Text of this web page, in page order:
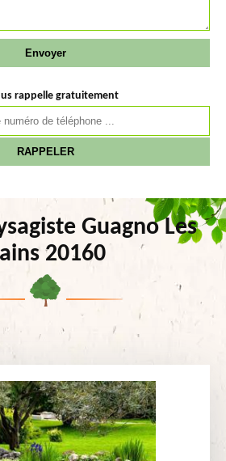
rappelle gratuitement
Guagno Les
20160